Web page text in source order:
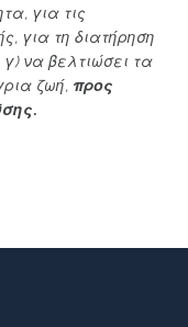
για τις
για τη διατήρηση
να βελτιώσει τα
ζωή, προς